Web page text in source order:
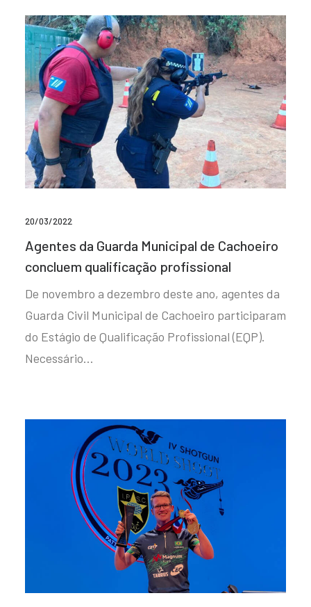
20/03/2022
Agentes da Guarda Municipal de Cachoeiro
concluem qualificação profissional
De novembro a dezembro deste ano, agentes da
Guarda Civil Municipal de Cachoeiro participaram
do Estágio de Qualificação Profissional (EQP).
Necessário…